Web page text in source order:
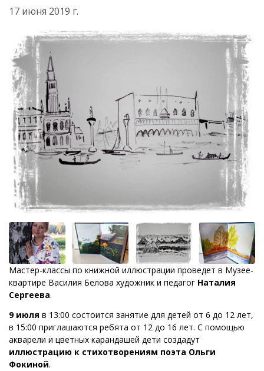
17 июня 2019 г.
Мастер-классы по книжной иллюстрации проведет в Музее-
квартире Василия Белова художник и педагог Наталия
Сергеева.
9 июля в 13:00 состоится занятие для детей от 6 до 12 лет,
в 15:00 приглашаются ребята от 12 до 16 лет. С помощью
акварели и цветных карандашей дети создадут
иллюстрацию к стихотворениям поэта Ольги
Фокиной.